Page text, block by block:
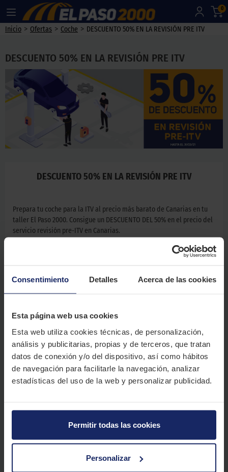
Consentimiento Detalles Acerca de las cookies
Esta página web usa cookies
Esta web utiliza cookies técnicas, de personalización,
análisis y publicitarias, propias y de terceros, que tratan
datos de conexión y/o del dispositivo, así como hábitos
de navegación para facilitarle la navegación, analizar
estadísticas del uso de la web y personalizar publicidad.
Permitir todas las cookies
Personalizar
0
Inicio > Ofertas > Coche > DESCUENTO 50% EN LA REVISIÓN PRE ITV
DESCUENTO 50% EN LA REVISIÓN PRE ITV
DESCUENTO 50% EN LA REVISIÓN PRE ITV
Prepara tu coche para la ITV al precio más barato de Canarias en tu
taller El Paso 2000. Consigue un DESCUENTO DEL 50% en el precio del
servicio revisión pre-ITV en Canarias.
Elementos de Seguridad Activa
Elementos del proceso de Combustión
Si detectamos que tu coche, por algún motivo, requiere de una
presupuesto de los trabajos necesarios que se deben realizar para
que circules con total seguridad.
CITA PREVIA
turismo, SUV, 4x4 y furgonetas. Consulta las condiciones legales de la promoción
clicandoaquí.